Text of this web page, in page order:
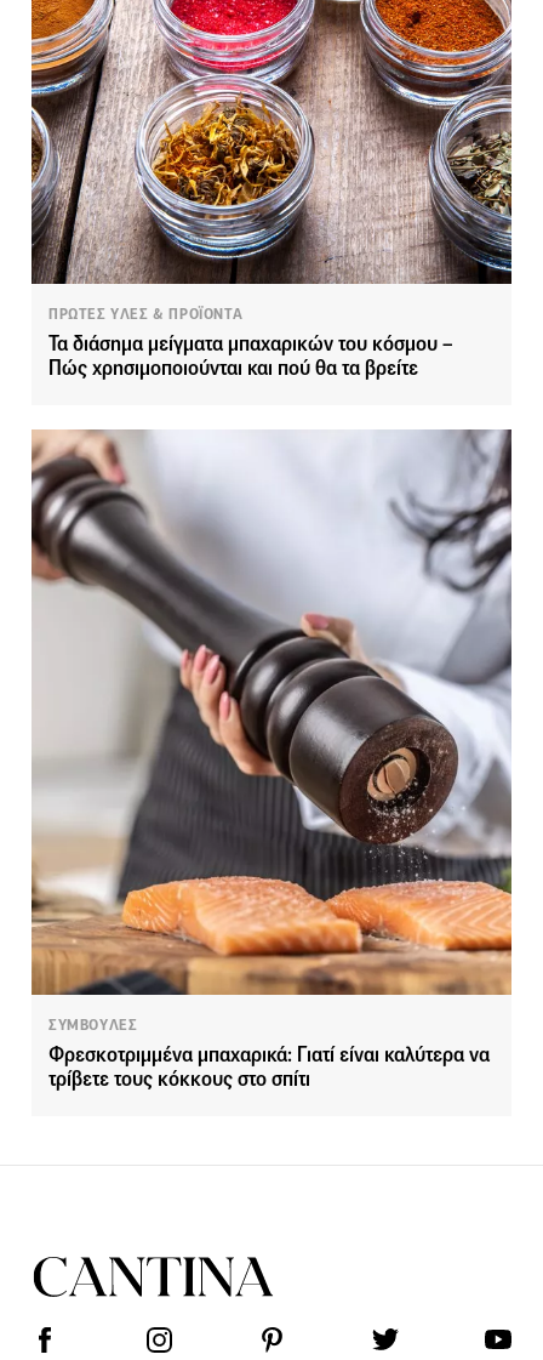
ΠΡΩΤΕΣ ΥΛΕΣ & ΠΡΟΪΟΝΤΑ
Τα διάσημα μείγματα μπαχαρικών του κόσμου –
Πώς χρησιμοποιούνται και πού θα τα βρείτε
ΣΥΜΒΟΥΛΕΣ
Φρεσκοτριμμένα μπαχαρικά: Γιατί είναι καλύτερα να
τρίβετε τους κόκκους στο σπίτι